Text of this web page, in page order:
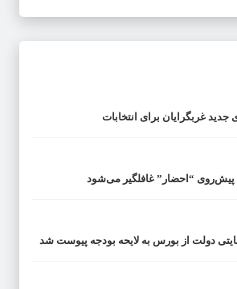
جدید غربگرایان برای انتخابات
پیش‌روی “احضار” غافلگیر می‌شود